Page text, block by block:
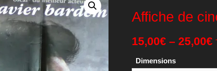
Affiche de
15,00€ – 25,00€
Dimensions